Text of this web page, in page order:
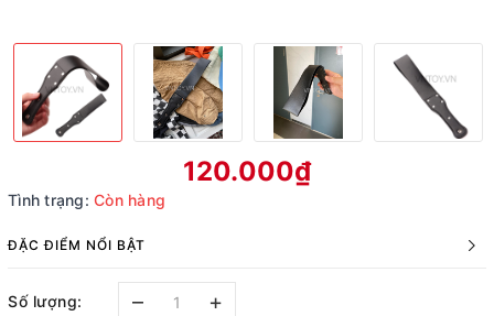
120.000₫
Tình trạng: Còn hàng
ĐẶC ĐIỂM NỔI BẬT
Số lượng: – +